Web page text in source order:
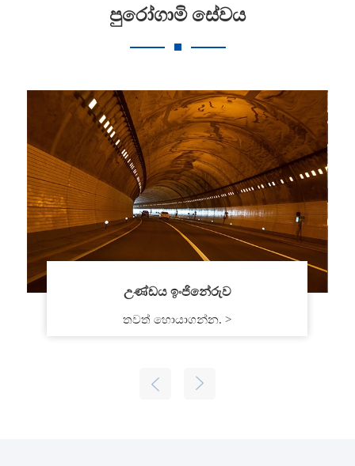
පුරෝගාමි සේවය
උණ්ඩය ඉංජිනේරුව
තවත් හොයාගන්න. >
 